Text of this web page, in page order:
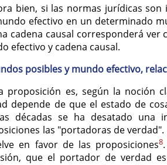
bien, si las normas jurídicas
efectivo en un determinado
cadena causal corresponderá
efectivo y cadena causal.
posibles y mundo efectivo,
proposición es, según la noción
depende de que el estado de
décadas se ha desatado una
las "portadoras de
en favor de las proposiciones8
que el portador de verdad